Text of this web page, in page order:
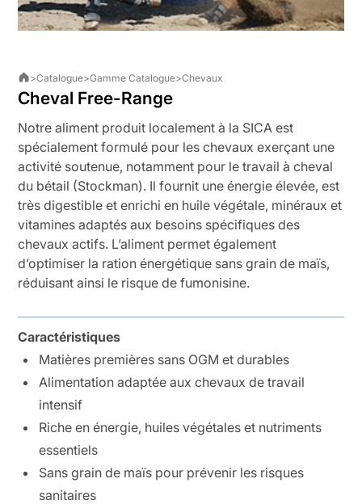
>Catalogue>Gamme Catalogue>Chevaux
Cheval Free-Range
Notre aliment produit localement à la SICA est
spécialement formulé pour les chevaux exerçant une
activité soutenue, notamment pour le travail à cheval
du bétail (Stockman). Il fournit une énergie élevée, est
très digestible et enrichi en huile végétale, minéraux et
vitamines adaptés aux besoins spécifiques des
chevaux actifs. L’aliment permet également
d’optimiser la ration énergétique sans grain de maïs,
réduisant ainsi le risque de fumonisine.
Caractéristiques
Matières premières sans OGM et durables
Alimentation adaptée aux chevaux de travail
intensif
Riche en énergie, huiles végétales et nutriments
essentiels
Sans grain de maïs pour prévenir les risques
sanitaires